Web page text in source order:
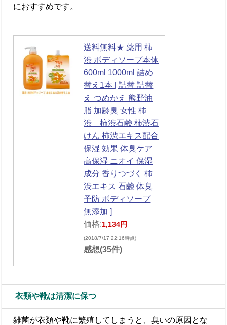
におすすめです。
送料無料★ 薬用 柿
渋 ボディソープ本体
600ml 1000ml 詰め
替え1本 [ 詰替 詰替
え つめかえ 熊野油
脂 加齢臭 女性 柿
渋 柿渋石鹸 柿渋石
けん 柿渋エキス配合
保湿 効果 体臭ケア
高保湿 ニオイ 保湿
成分 香りつづく 柿
渋エキス 石鹸 体臭
予防 ボディソープ
無添加 ]
価格:1,134円
(2018/7/17 22:16時点)
感想(35件)
衣類や靴は清潔に保つ
雑菌が衣類や靴に繁殖してしまうと、臭いの原因とな